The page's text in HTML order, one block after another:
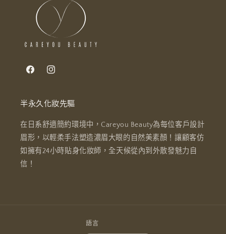
FacebookInstagram
半永久化妝先驅
在日系舒適簡約環境中，Careyou Beauty為每位客戶設計
眉形，以輕柔手法塑造濃眉大眼的自然美素顏！讓顧客仿
如擁有24小時貼身化妝師，全天候從內到外散發魅力自
信！
語言